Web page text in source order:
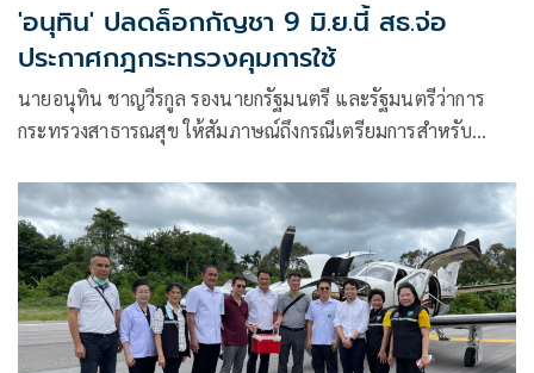
'อนุทิน' ปลดล็อกกัญชา 9 มิ.ย.นี้ สธ.จ่อ
ประกาศกฎกระทรวงคุมการใช้
นายอนุทิน ชาญวีรกูล รองนายกรัฐมนตรี และรัฐมนตรีว่าการ
กระทรวงสาธารณสุข ให้สัมภาษณ์ถึงกรณีเตรียมการสำหรับ
เสพติดประเภท 5 มีผลวันที่ 9 มิ.ย. แต่ขณะเดียวกันร่าง
พ.ร.บ.กัญชา กัญชง ยังไม่ประกาศใช้